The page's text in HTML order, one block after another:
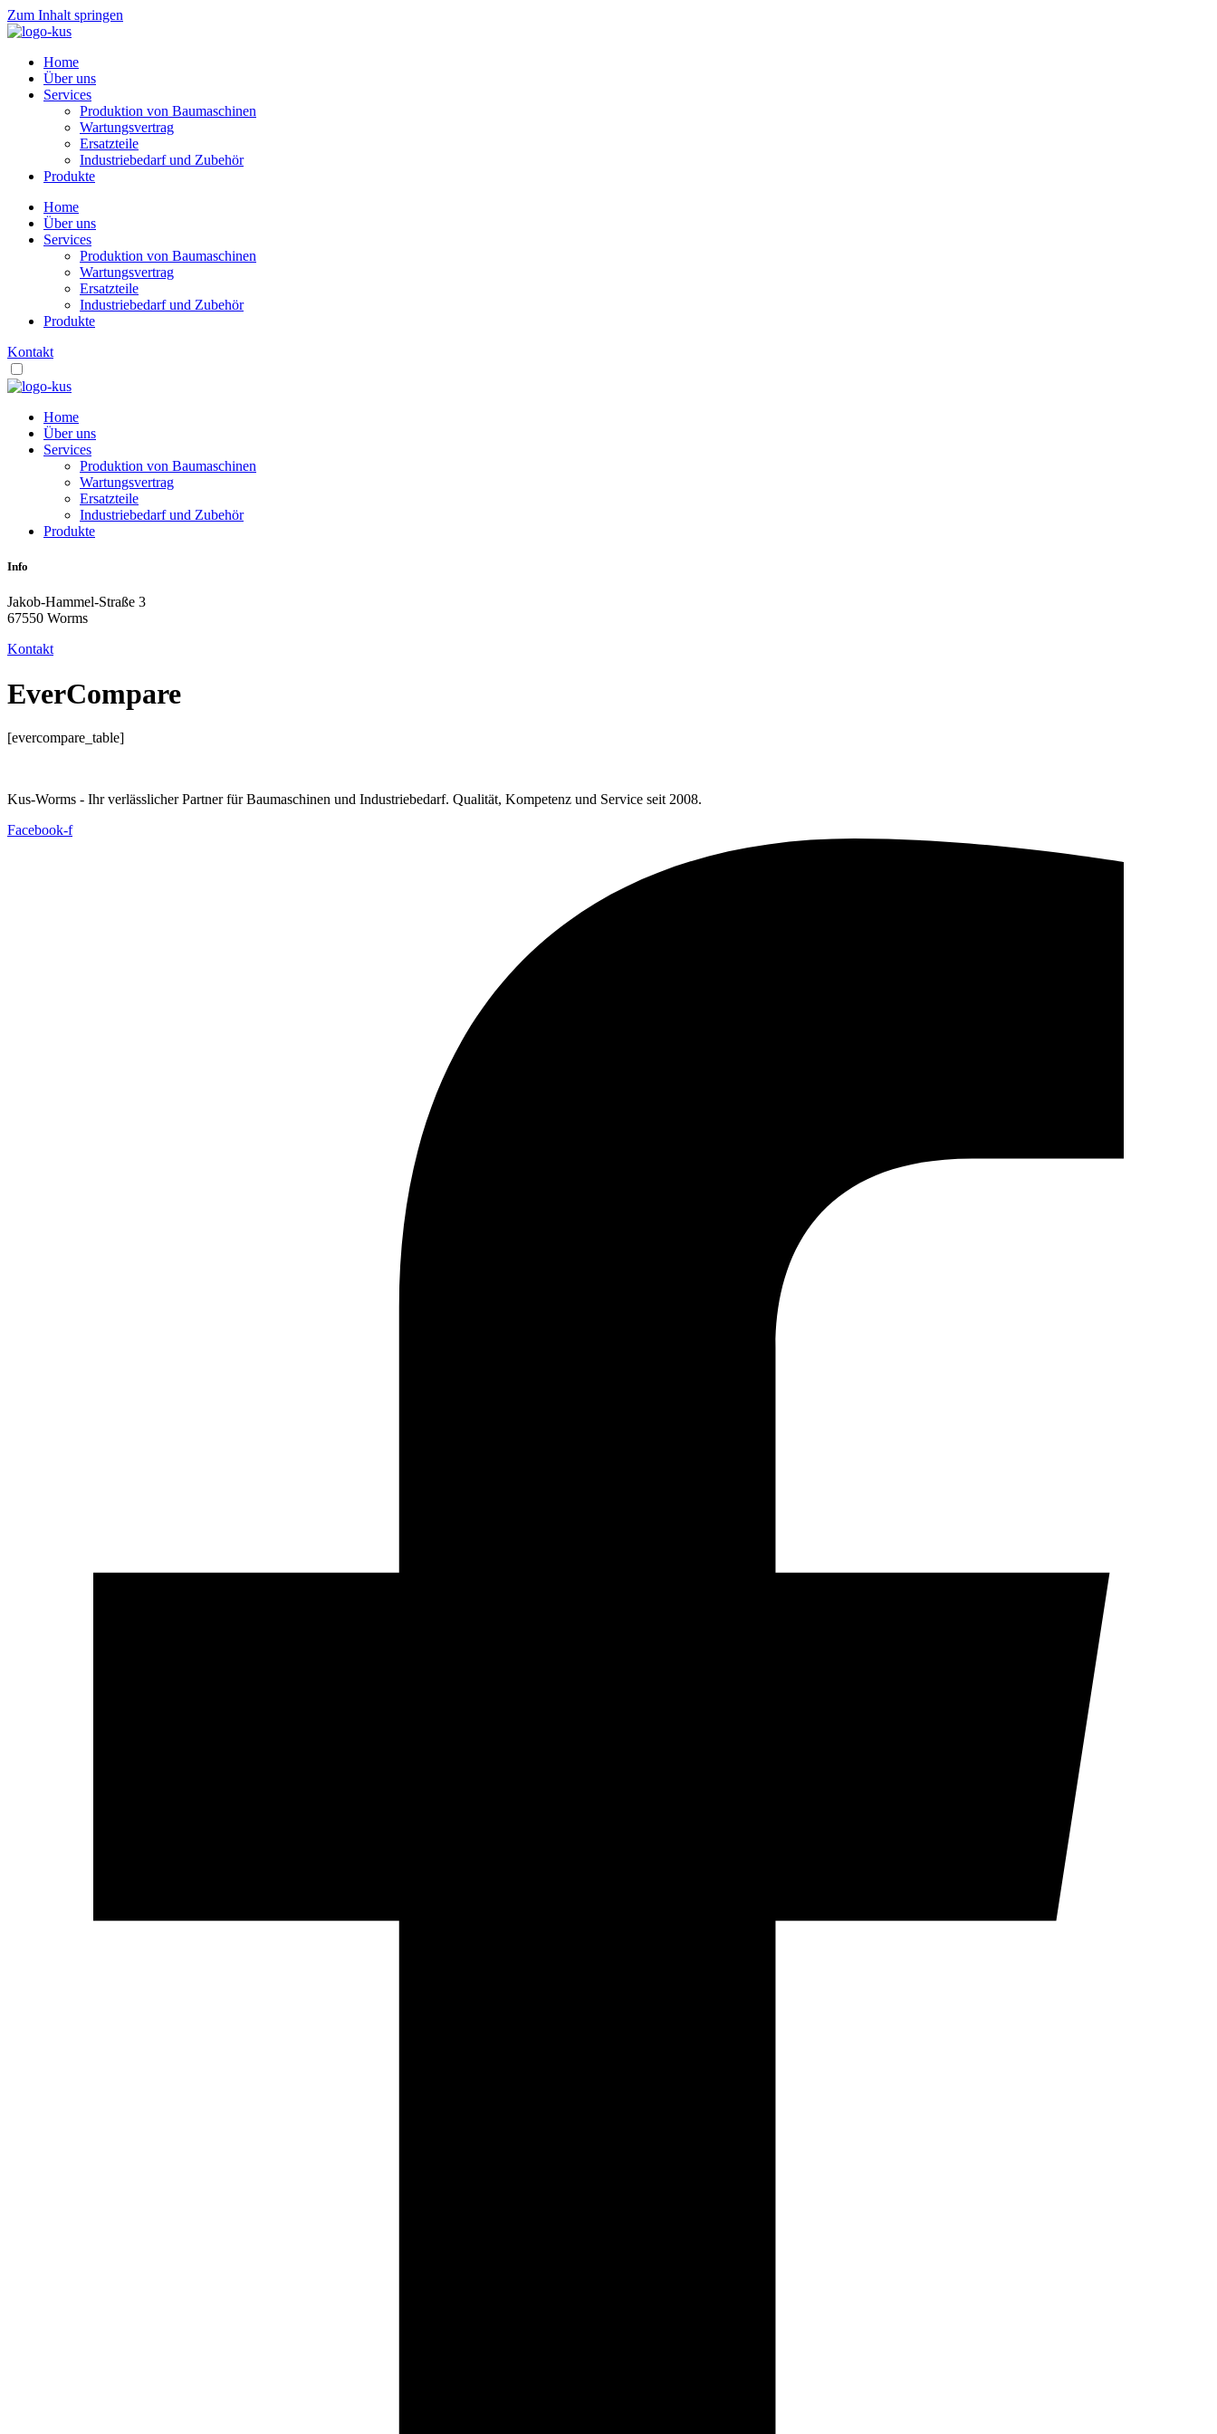
Zum Inhalt springen
Home
Über uns
Services
Produktion von Baumaschinen
Wartungsvertrag
Ersatzteile
Industriebedarf und Zubehör
Produkte
Home
Über uns
Services
Produktion von Baumaschinen
Wartungsvertrag
Ersatzteile
Industriebedarf und Zubehör
Produkte
Kontakt
Home
Über uns
Services
Produktion von Baumaschinen
Wartungsvertrag
Ersatzteile
Industriebedarf und Zubehör
Produkte
Info
Jakob-Hammel-Straße 3
67550 Worms
Kontakt
EverCompare
[evercompare_table]
Kus-Worms - Ihr verlässlicher Partner für Baumaschinen und Industriebedarf. Qualität, Kompetenz und Service seit 2008.
Facebook-f